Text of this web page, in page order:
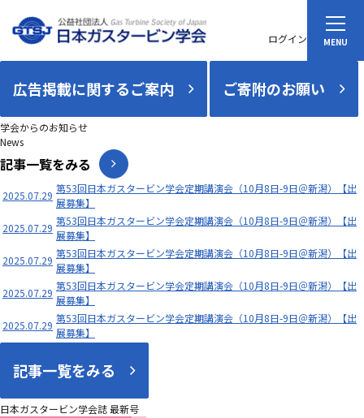
ログイン
広告掲載に関するご案内 ご寄附のお願い
学会からのお知らせ
News
記事一覧をみる
2025.07.29
第53回日本ガスタービン学会定期講演会（10月8日-9日＠新潟）【出
展募集】
2025.07.29
第53回日本ガスタービン学会定期講演会（10月8日-9日＠新潟）【出
展募集】
2025.07.29
第53回日本ガスタービン学会定期講演会（10月8日-9日＠新潟）【出
展募集】
2025.07.29
第53回日本ガスタービン学会定期講演会（10月8日-9日＠新潟）【出
展募集】
2025.07.29
第53回日本ガスタービン学会定期講演会（10月8日-9日＠新潟）【出
展募集】
記事一覧をみる
日本ガスタービン学会誌 最新号